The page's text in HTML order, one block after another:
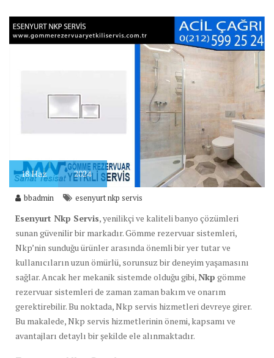
18Haz 2024
bbadmin esenyurt nkp servis
Esenyurt Nkp Servis, yenilikçi ve kaliteli banyo çözümleri
sunan güvenilir bir markadır. Gömme rezervuar sistemleri,
Nkp’nin sunduğu ürünler arasında önemli bir yer tutar ve
kullanıcıların uzun ömürlü, sorunsuz bir deneyim yaşamasını
sağlar. Ancak her mekanik sistemde olduğu gibi, Nkp gömme
rezervuar sistemleri de zaman zaman bakım ve onarım
gerektirebilir. Bu noktada, Nkp servis hizmetleri devreye girer.
Bu makalede, Nkp servis hizmetlerinin önemi, kapsamı ve
avantajları detaylı bir şekilde ele alınmaktadır.